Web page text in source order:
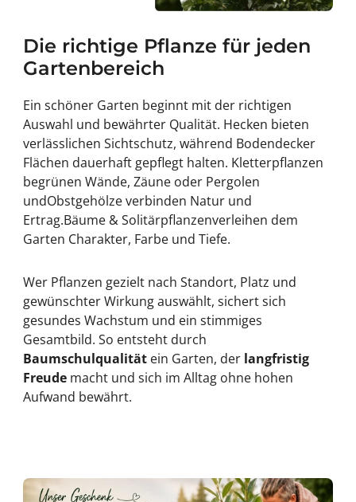
Die richtige Pflanze für jeden
Gartenbereich
Ein schöner Garten beginnt mit der richtigen
Auswahl und bewährter Qualität. Hecken bieten
verlässlichen Sichtschutz, während Bodendecker
Flächen dauerhaft gepflegt halten. Kletterpflanzen
begrünen Wände, Zäune oder Pergolen
undObstgehölzeverbinden Natur und
Ertrag.Bäume & Solitärpflanzenverleihen dem
Garten Charakter, Farbe und Tiefe.
Wer Pflanzen gezielt nach Standort, Platz und
gewünschter Wirkung auswählt, sichert sich
gesundes Wachstum und ein stimmiges
Gesamtbild. So entsteht durch
Baumschulqualitätein Garten, der langfristig
Freude macht und sich im Alltag ohne hohen
Aufwand bewährt.